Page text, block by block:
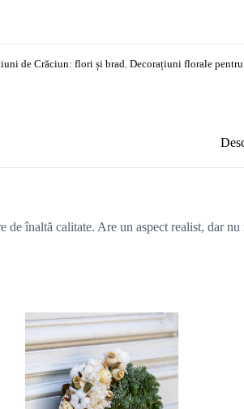
de Crăciun: flori și brad Decorațiuni florale
înaltă calitate. Are un aspect realist, dar